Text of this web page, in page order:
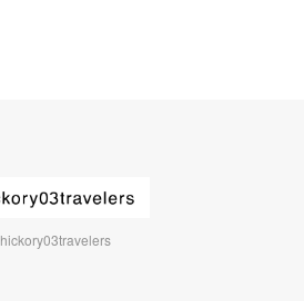
hickory03travelers